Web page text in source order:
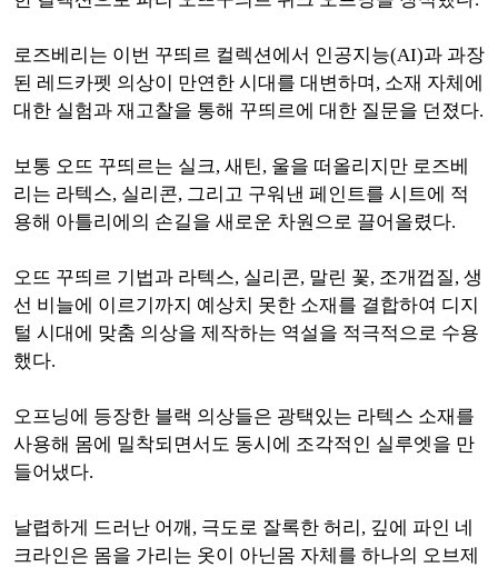
로즈베리는 이번 꾸띄르 컬렉션에서 인공지능(AI)과 과장
된 레드카펫 의상이 만연한 시대를 대변하며, 소재 자체에
대한 실험과 재고찰을 통해 꾸띄르에 대한 질문을 던졌다.
보통 오뜨 꾸띄르는 실크, 새틴, 울을 떠올리지만 로즈베
리는 라텍스, 실리콘, 그리고 구워낸 페인트를 시트에 적
용해 아틀리에의 손길을 새로운 차원으로 끌어올렸다.
오뜨 꾸띄르 기법과 라텍스, 실리콘, 말린 꽃, 조개껍질, 생
선 비늘에 이르기까지 예상치 못한 소재를 결합하여 디지
털 시대에 맞춤 의상을 제작하는 역설을 적극적으로 수용
했다.
오프닝에 등장한 블랙 의상들은 광택있는 라텍스 소재를
사용해 몸에 밀착되면서도 동시에 조각적인 실루엣을 만
들어냈다.
날렵하게 드러난 어깨, 극도로 잘록한 허리, 깊에 파인 네
크라인은 몸을 가리는 옷이 아닌몸 자체를 하나의 오브제